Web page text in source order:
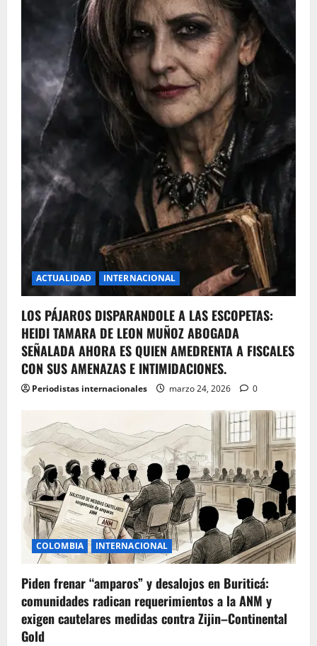
ACTUALIDAD INTERNACIONAL
LOS PÁJAROS DISPARANDOLE A LAS ESCOPETAS:
HEIDI TAMARA DE LEON MUÑOZ ABOGADA
SEÑALADA AHORA ES QUIEN AMEDRENTA A FISCALES
CON SUS AMENAZAS E INTIMIDACIONES.
Periodistas internacionales marzo 24, 2026 0
COLOMBIA INTERNACIONAL
Piden frenar “amparos” y desalojos en Buriticá:
comunidades radican requerimientos a la ANM y
exigen cautelares medidas contra Zijin–Continental
Gold